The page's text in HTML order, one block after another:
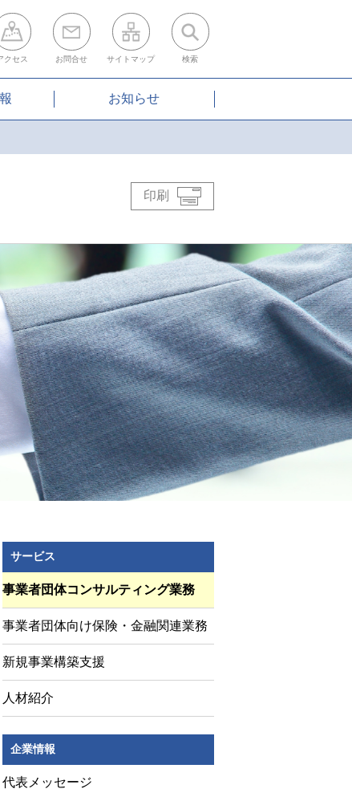
クセス お問合せ サイトマップ 検索
お知らせ
印刷
サービス
事業者団体コンサルティング業務
事業者団体向け保険・金融関連業務
新規事業構築支援
人材紹介
企業情報
代表メッセージ